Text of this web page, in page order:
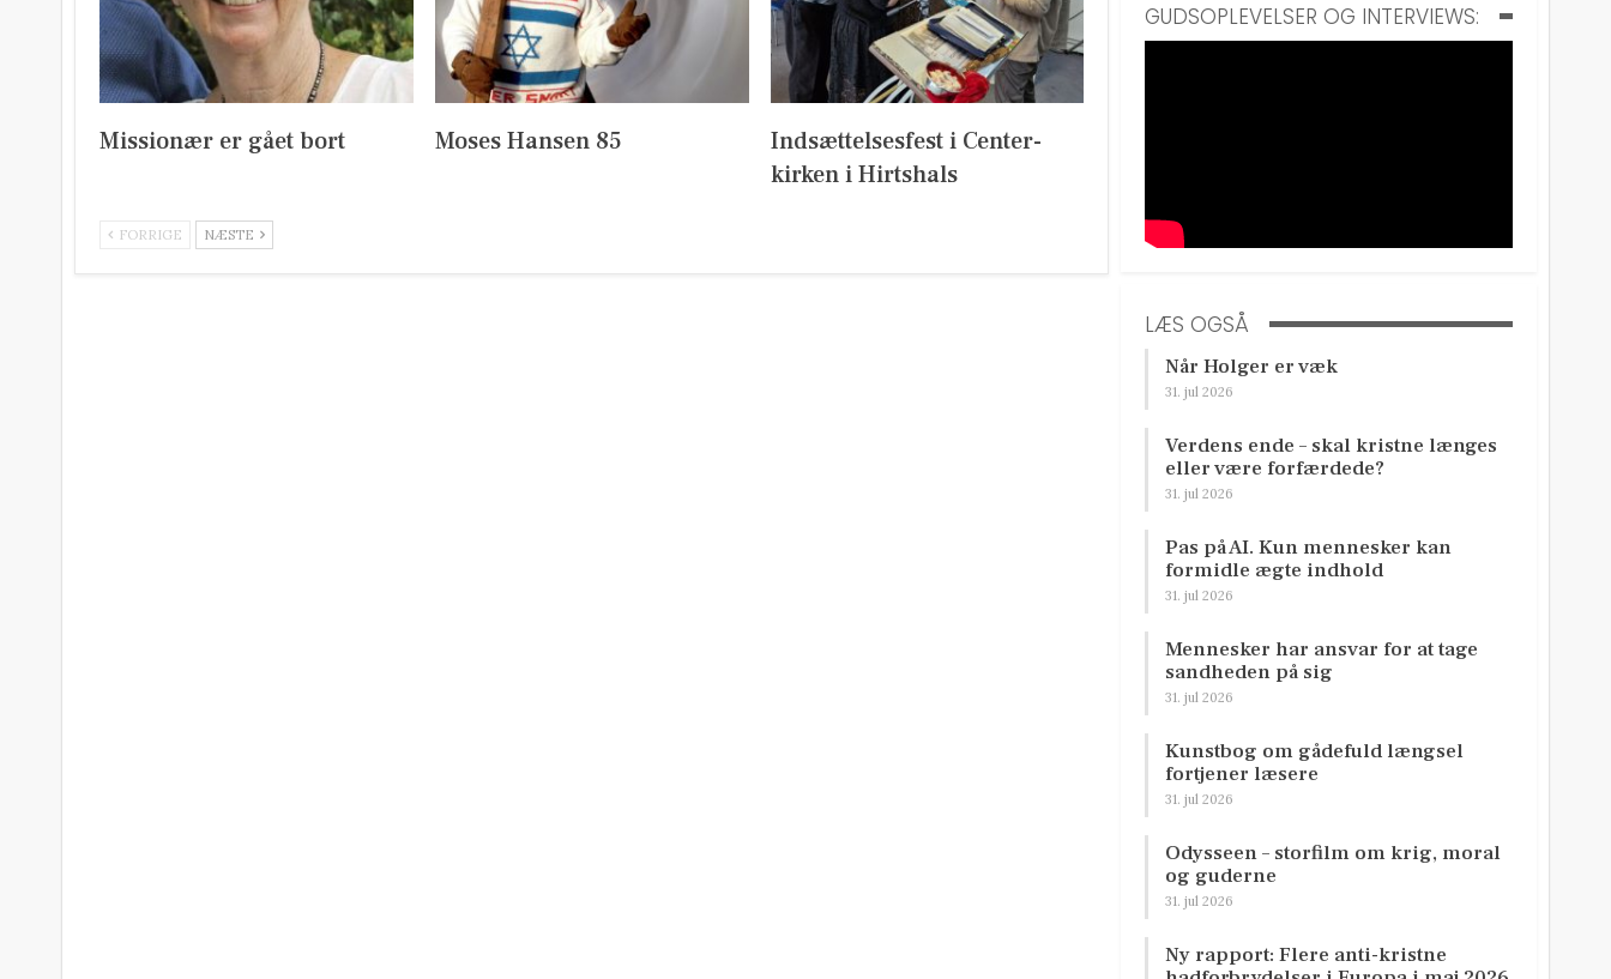
Missionær er gået bort Moses Hansen 85
Indsættelsesfest i Center-
kirken i Hirtshals
FORRIGE NÆSTE
GUDSOPLEVELSER OG INTERVIEWS:
LÆS OGSÅ
Når Holger er væk
31. jul 2026
Verdens ende – skal kristne længes
eller være forfærdede?
31. jul 2026
Pas på AI. Kun mennesker kan
formidle ægte indhold
31. jul 2026
Mennesker har ansvar for at tage
sandheden på sig
31. jul 2026
Kunstbog om gådefuld længsel
fortjener læsere
31. jul 2026
Odysseen – storfilm om krig, moral
og guderne
31. jul 2026
Ny rapport: Flere anti-kristne